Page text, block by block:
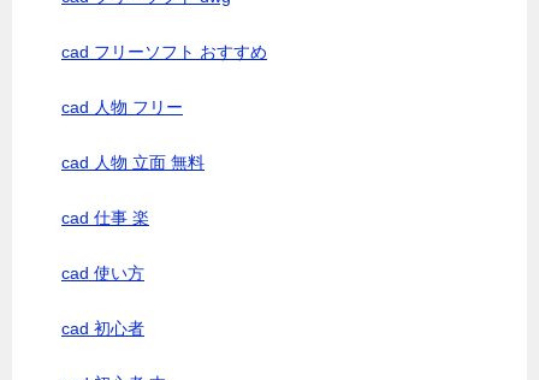
cad フリーソフト おすすめ
cad 人物 フリー
cad 人物 立面 無料
cad 仕事 楽
cad 使い方
cad 初心者